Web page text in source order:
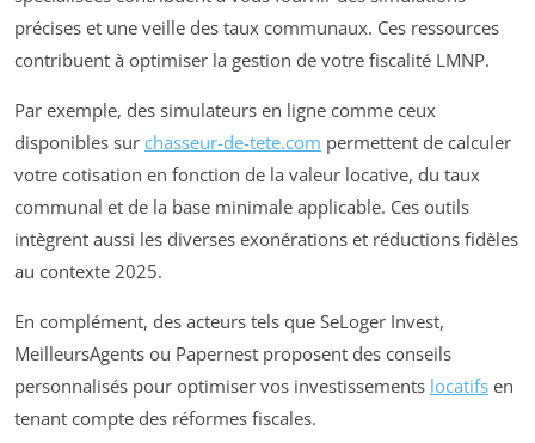
précises et une veille des taux communaux. Ces ressources
contribuent à optimiser la gestion de votre fiscalité LMNP.
Par exemple, des simulateurs en ligne comme ceux
disponibles sur chasseur-de-tete.com permettent de calculer
votre cotisation en fonction de la valeur locative, du taux
communal et de la base minimale applicable. Ces outils
intègrent aussi les diverses exonérations et réductions fidèles
au contexte 2025.
En complément, des acteurs tels que SeLoger Invest,
MeilleursAgents ou Papernest proposent des conseils
personnalisés pour optimiser vos investissements locatifs en
tenant compte des réformes fiscales.